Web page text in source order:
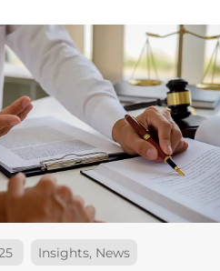
Insights, News